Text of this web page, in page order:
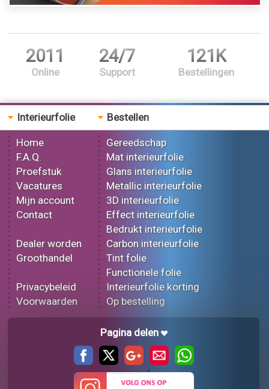
2011
Online
24/7
Support
121K
Bestellingen
Interieurfolie
Home
F.A.Q.
Proefstuk
Vacatures
Mijn account
Contact
Dealer worden
Groothandel
Privacybeleid
Voorwaarden
Bestellen
Gereedschap
Mat interieurfolie
Glans interieurfolie
Metallic interieurfolie
3D interieurfolie
Effect interieurfolie
Bedrukt interieurfolie
Carbon interieurfolie
Tint folie
Functionele folie
Interieurfolie korting
Op bestelling
Pagina delen